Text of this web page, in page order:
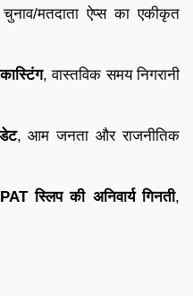
मतदाता ऐप्स का एकीकृत
, वास्तविक समय निगरानी
, आम जनता और राजनीतिक
स्लिप की अनिवार्य गिनती,